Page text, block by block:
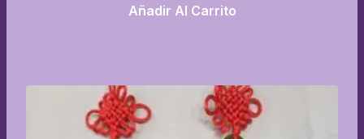
Añadir Al Carrito